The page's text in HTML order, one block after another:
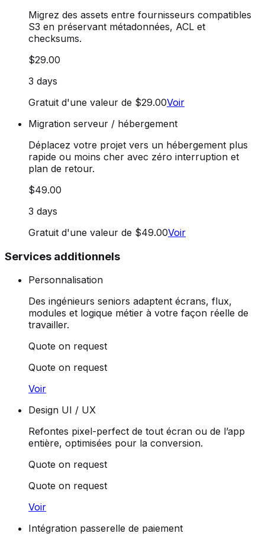
Migrez des assets entre fournisseurs compatibles
S3 en préservant métadonnées, ACL et
checksums.
$29.00
3 days
Gratuit d'une valeur de $29.00Voir
Migration serveur / hébergement
Déplacez votre projet vers un hébergement plus
rapide ou moins cher avec zéro interruption et
plan de retour.
$49.00
3 days
Gratuit d'une valeur de $49.00Voir
Services additionnels
Personnalisation
Des ingénieurs seniors adaptent écrans, flux,
modules et logique métier à votre façon réelle de
travailler.
Quote on request
Quote on request
Voir
Design UI / UX
Refontes pixel-perfect de tout écran ou de l’app
entière, optimisées pour la conversion.
Quote on request
Quote on request
Voir
Intégration passerelle de paiement